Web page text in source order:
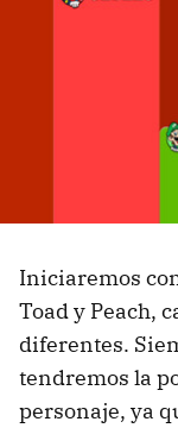
Iniciaremos
Toad y Peach,
diferentes.
tendremos la
personaje, ya